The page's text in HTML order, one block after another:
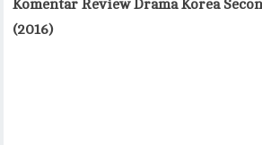
Komentar Review Drama Korea
(2016)